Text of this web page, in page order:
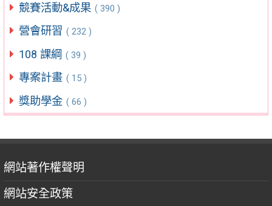
競賽活動&成果 ( 390 )
營會研習 ( 232 )
108 課綱 ( 39 )
專案計畫 ( 15 )
獎助學金 ( 66 )
網站著作權聲明
網站安全政策